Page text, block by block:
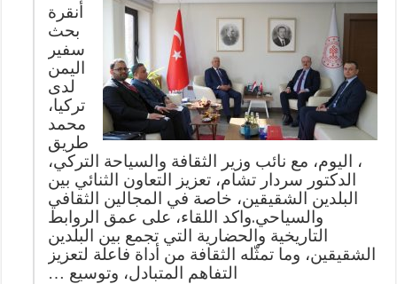
أنقرة
بحث
سفير
اليمن
لدى
تركيا،
محمد
طريق
، اليوم، مع نائب وزير الثقافة والسياحة التركي،
الدكتور سردار تشام، تعزيز التعاون الثنائي بين
البلدين الشقيقين، خاصة في المجالين الثقافي
والسياحي.واكد اللقاء، على عمق الروابط
التاريخية والحضارية التي تجمع بين البلدين
الشقيقين، وما تمثّله الثقافة من أداة فاعلة لتعزيز
التفاهم المتبادل، وتوسيع …